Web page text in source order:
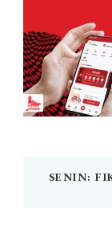
SENIN: